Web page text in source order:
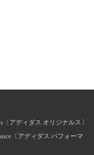
〔アディダス オリジナルス〕
〔アディダス パフォーマ